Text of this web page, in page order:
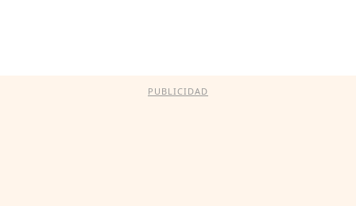
PUBLICIDAD